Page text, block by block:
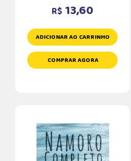
R$ 13,60
ADICIONAR AO CARRINHO
COMPRAR AGORA